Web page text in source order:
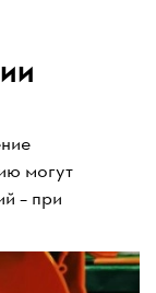
могут
– при